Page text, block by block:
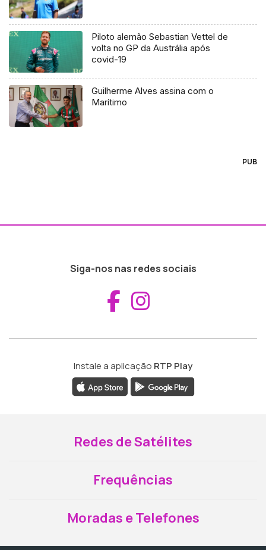
Piloto alemão Sebastian Vettel de
volta no GP da Austrália após
covid-19
Guilherme Alves assina com o
Marítimo
PUB
Siga-nos nas redes sociais
Aceder ao
Instale a aplicação RTP Play
Redes de Satélites
Frequências
Moradas e Telefones